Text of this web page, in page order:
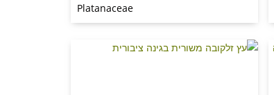
Platanaceae